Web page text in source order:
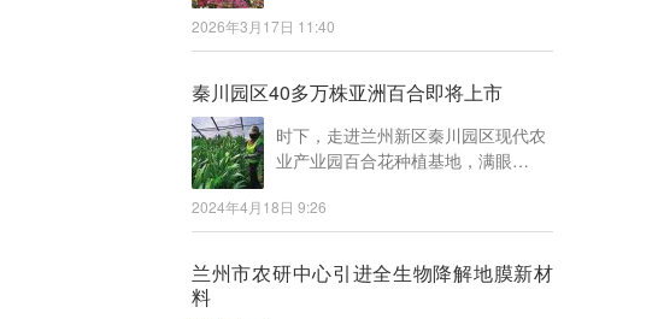
2026年3月17日 11:40
秦川园区40多万株亚洲百合即将上市
时下，走进兰州新区秦川园区现代农
业产业园百合花种植基地，满眼…
2024年4月18日 9:26
兰州市农研中心引进全生物降解地膜新材
料